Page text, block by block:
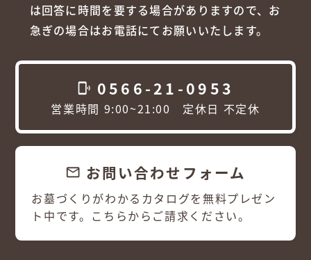
は回答に時間を要する場合がありますので、お
急ぎの場合はお電話にてお願いいたします。
phonelink_ring 0566-21-0953
営業時間 9:00~21:00 定休日 不定休
email お問い合わせフォーム
お墓づくりがわかるカタログを無料プレゼン
ト中です。こちらからご請求ください。